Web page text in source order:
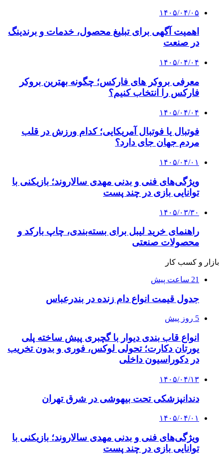
۱۴۰۵/۰۴/۰۵
اهمیت آگهی برای تبلیغ محصول، خدمات و برندینگ
در صنعت
۱۴۰۵/۰۴/۰۴
معرفی بروکر های فارکس؛ چگونه بهترین بروکر
فارکس را انتخاب کنیم؟
۱۴۰۵/۰۴/۰۴
فوتبال یا فوتبال آمریکایی؛ کدام ورزش در قلب
مردم جهان جای دارد؟
۱۴۰۵/۰۴/۰۱
ویژگی‌های فنی و بدنی مهدی سالاروند؛ بازیکنی با
توانایی بازی در چند پست
۱۴۰۵/۰۳/۳۰
راهنمای خرید لیبل برای بسته‌بندی، چاپ بارکد و
محصولات صنعتی
بازار و کسب کار
21 ساعت پیش
جدول قیمت انواع دام زنده در بندرعباس
5 روز پیش
انواع قاب بندی دیوار با گچبری پیش ساخته پلی
یورتان دکارت؛ تحولی لوکس، فوری و بدون تخریب
در دکوراسیون داخلی
۱۴۰۵/۰۴/۱۳
دندانپزشکی تحت بیهوشی در شرق تهران
۱۴۰۵/۰۴/۰۱
ویژگی‌های فنی و بدنی مهدی سالاروند؛ بازیکنی با
توانایی بازی در چند پست